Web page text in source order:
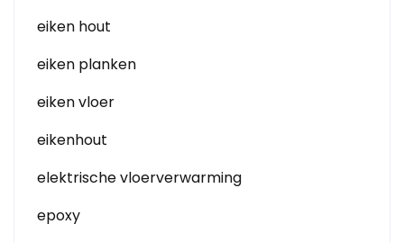
eiken hout
eiken planken
eiken vloer
eikenhout
elektrische vloerverwarming
epoxy